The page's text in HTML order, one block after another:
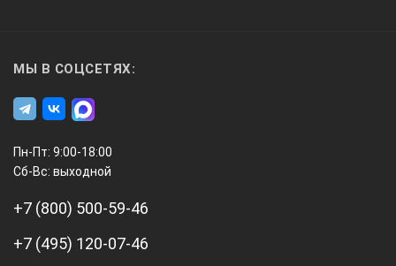
МЫ В СОЦСЕТЯХ:
Пн-Пт: 9:00-18:00
Сб-Вс: выходной
+7 (800) 500-59-46
+7 (495) 120-07-46